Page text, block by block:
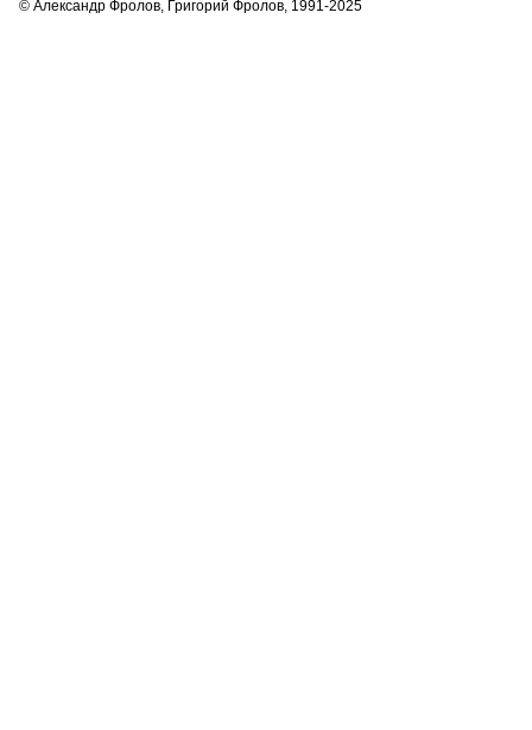
© Александр Фролов, Григорий Фролов, 1991-2025